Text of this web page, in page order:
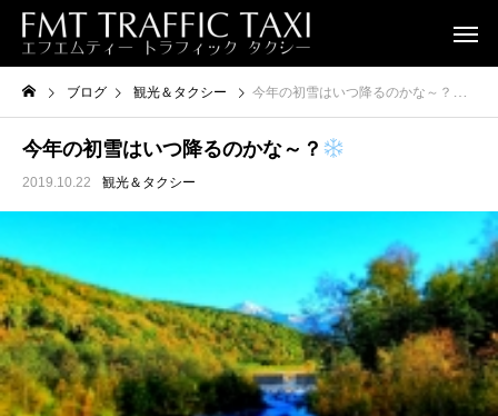
ブログ 観光＆タクシー 今年の初雪はいつ降るのかな～？
今年の初雪はいつ降るのかな～？
2019.10.22 観光＆タクシー